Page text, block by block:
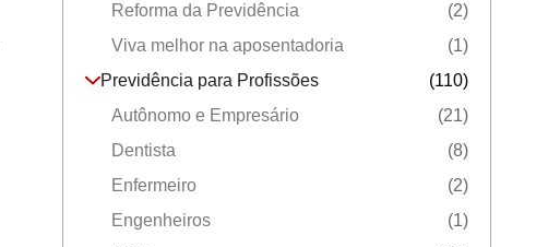
Reforma da Previdência
(2)
Viva melhor na aposentadoria
(1)
Previdência para Profissões
(110)
Autônomo e Empresário
(21)
Dentista
(8)
Enfermeiro
(2)
Engenheiros
(1)